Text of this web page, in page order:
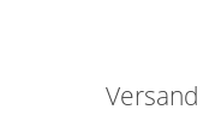
Versand